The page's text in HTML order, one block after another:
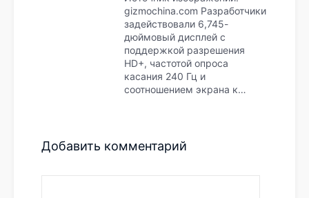
gizmochina.com Разработчики
задействовали 6,745-
дюймовый дисплей с
поддержкой разрешения
HD+, частотой опроса
касания 240 Гц и
соотношением экрана к…
Добавить комментарий